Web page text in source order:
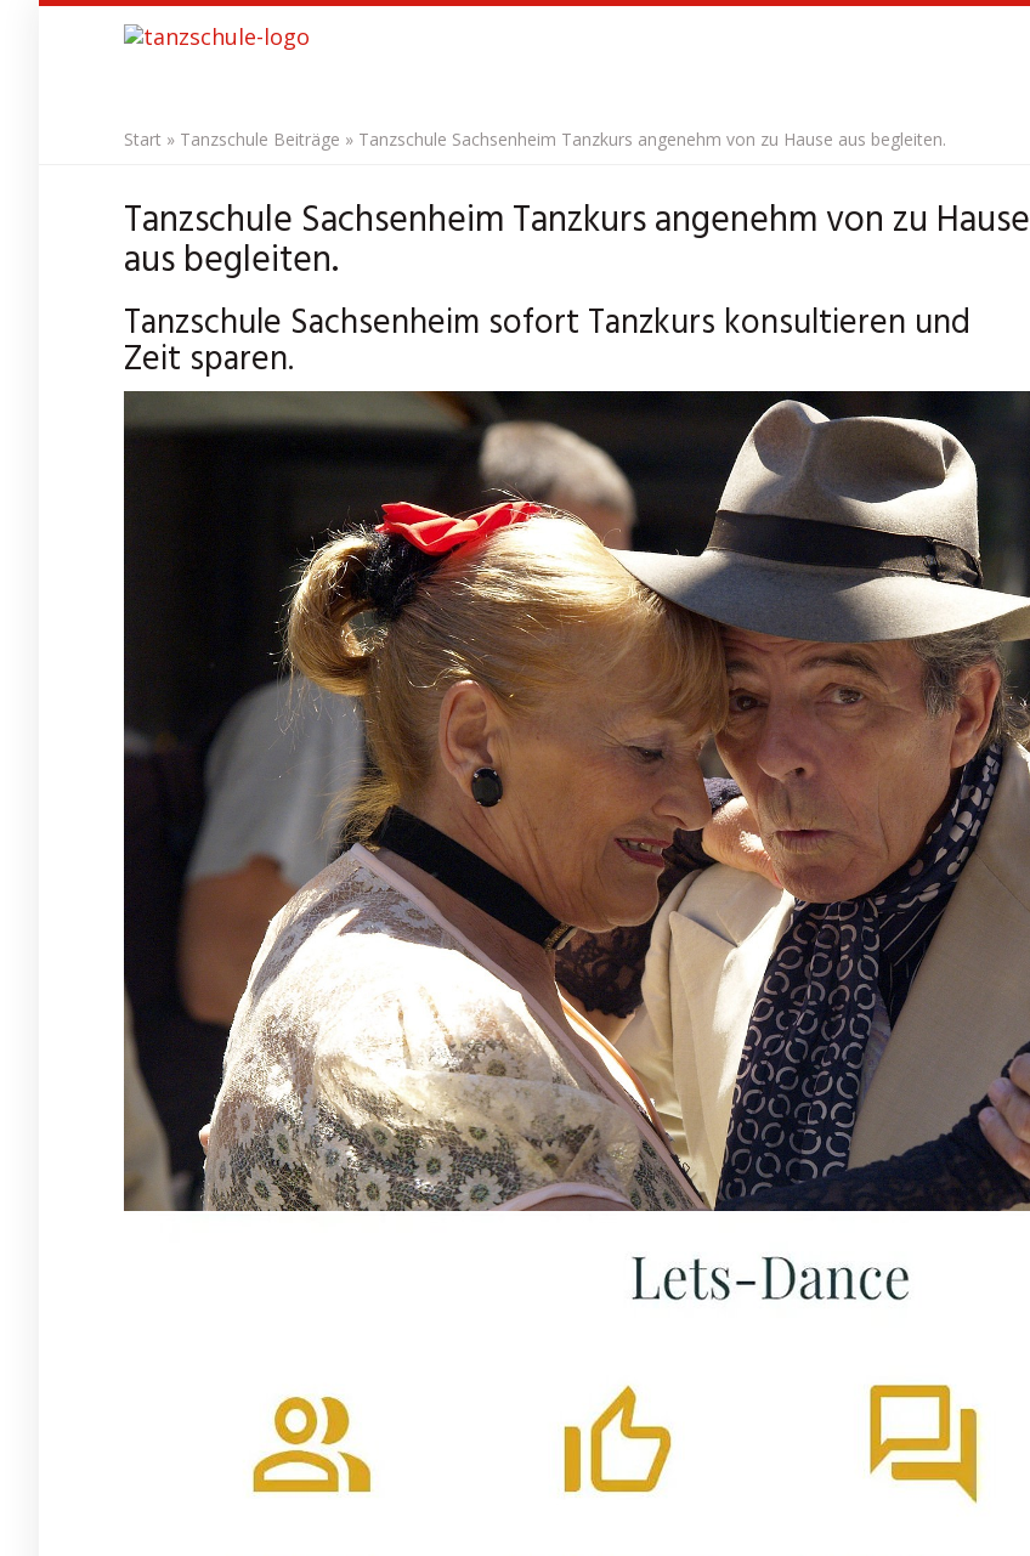
Start » Tanzschule Beiträge » Tanzschule Sachsenheim Tanzkurs angenehm von zu Hause aus begleiten.
Tanzschule Sachsenheim Tanzkurs angenehm von zu Hause
aus begleiten.
Tanzschule Sachsenheim sofort Tanzkurs konsultieren und
Zeit sparen.